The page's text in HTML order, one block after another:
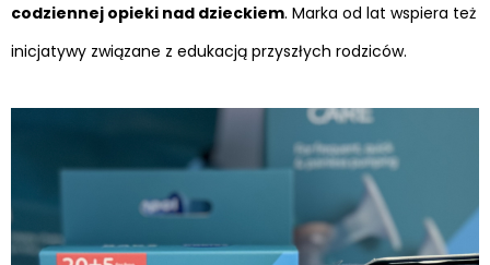
codziennej opieki nad dzieckiem. Marka od lat wspiera też
inicjatywy związane z edukacją przyszłych rodziców.